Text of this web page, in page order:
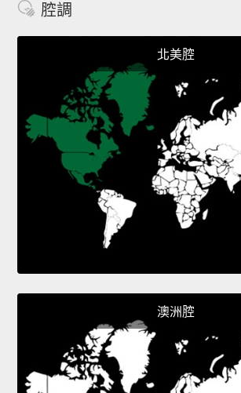
腔調
北美腔
澳洲腔